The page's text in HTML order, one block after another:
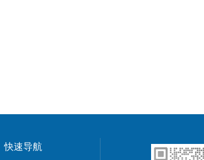
快速导航